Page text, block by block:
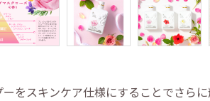
をスキンケア仕様にすることでさら